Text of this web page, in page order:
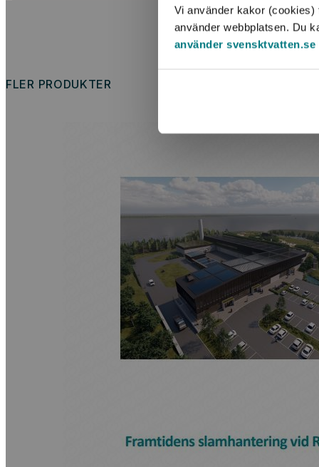
Vi använder kakor
använder webbplatsen. Du
använder svensktvatten.se
FLER PRODUKTER